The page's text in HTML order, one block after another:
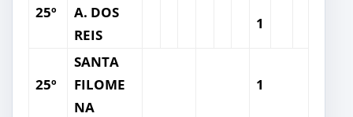
25º
A. DOS
REIS
1
25º
SANTA
FILOME
NA
1